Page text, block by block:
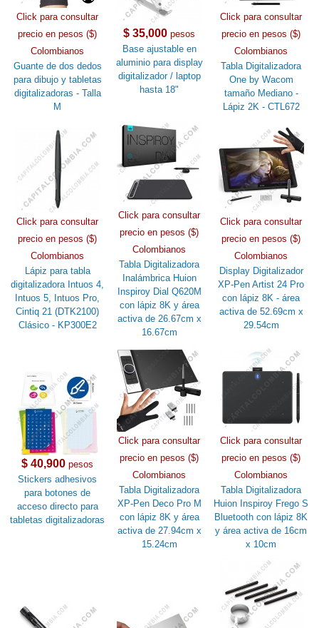
Click para consultar
precio en pesos ($)
Colombianos
Guante de dos dedos
para dibujo y tabletas
digitalizadoras - Talla
M
$ 35,000 pesos
Base ajustable en
aluminio para display
digitalizador / laptop
hasta 18"
Click para consultar
precio en pesos ($)
Colombianos
Tabla Digitalizadora
One by Wacom
tamaño Mediano -
Lápiz 2K - CTL672
Click para consultar
precio en pesos ($)
Colombianos
Lápiz para tabla
digitalizadora Intuos 4,
Intuos 5, Intuos Pro,
Cintiq 21 (DTK2100)
Clásico - KP300E2
Click para consultar
precio en pesos ($)
Colombianos
Tabla Digitalizadora
Inalámbrica Huion
Inspiroy Dial Q620M
con lápiz 8K y área
activa de 26.67cm x
16.67cm
Click para consultar
precio en pesos ($)
Colombianos
Display Digitalizador
XP-Pen Artist 24 Pro
con lápiz 8K - área
activa de 52.69cm x
29.54cm
$ 40,900 pesos
Stickers adhesivos
para botones de
acceso directo para
tabletas digitalizadoras
Click para consultar
precio en pesos ($)
Colombianos
Tabla Digitalizadora
XP-Pen Deco Pro M
con lápiz 8K y área
activa de 27.94cm x
15.24cm
Click para consultar
precio en pesos ($)
Colombianos
Tabla Digitalizadora
Huion Inspiroy Frego S
Bluetooth con lápiz 8K
y área activa de 16cm
x 10cm